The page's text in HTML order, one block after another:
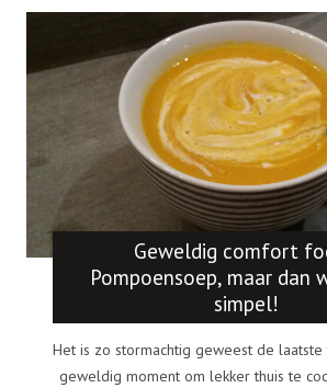
Geweldig comfort
Pompoensoep, maar dan
simpel!
Het is zo stormachtig geweest de laatste
geweldig moment om lekker thuis te